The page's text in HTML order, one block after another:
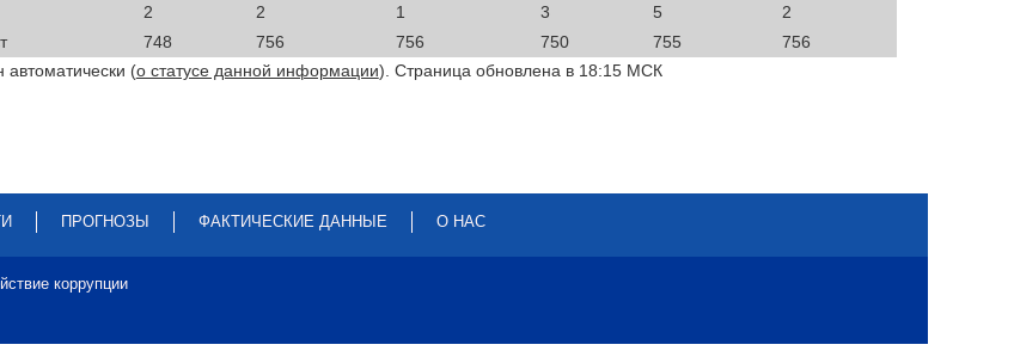
2 2 1 3 5
2
748 756 756 750 755
756
автоматически (о статусе данной информации). Страница обновлена в 18:15 МСК
ПРОГНОЗЫ ФАКТИЧЕСКИЕ ДАННЫЕ О НАС
коррупции